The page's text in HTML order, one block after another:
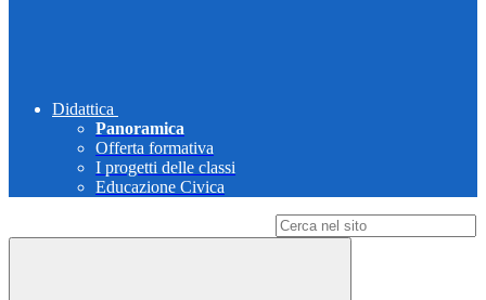
Didattica
Panoramica
Offerta formativa
I progetti delle classi
Educazione Civica